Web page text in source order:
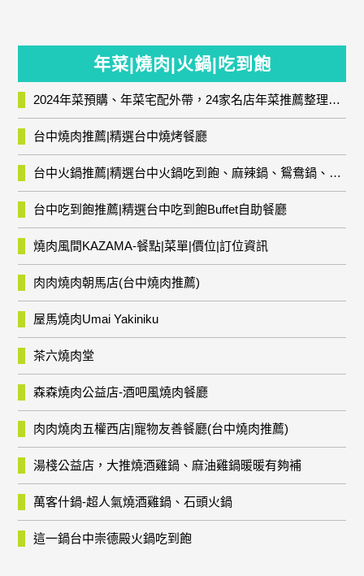
年菜|燒肉|火鍋|吃到飽
2024年菜預購、年菜宅配外帶，24家名店年菜推薦整理，圍爐輕鬆上菜團圓趣
台中燒肉推薦|精選台中燒烤餐廳
台中火鍋推薦|精選台中火鍋吃到飽、麻辣鍋、鴛鴦鍋、石頭火鍋、酸菜白肉鍋、海鮮鍋、燒酒雞、麻油雞、壽喜燒等熱門人氣火鍋店!
台中吃到飽推薦|精選台中吃到飽Buffet自助餐廳
燒肉風間KAZAMA-餐點|菜單|價位|訂位資訊
肉肉燒肉朝馬店(台中燒肉推薦)
屋馬燒肉Umai Yakiniku
茶六燒肉堂
森森燒肉公益店-酒吧風燒肉餐廳
肉肉燒肉五權西店|寵物友善餐廳(台中燒肉推薦)
湯棧公益店，大推燒酒雞鍋、麻油雞鍋暖暖有夠補
萬客什鍋-超人氣燒酒雞鍋、石頭火鍋
這一鍋台中崇德殿火鍋吃到飽